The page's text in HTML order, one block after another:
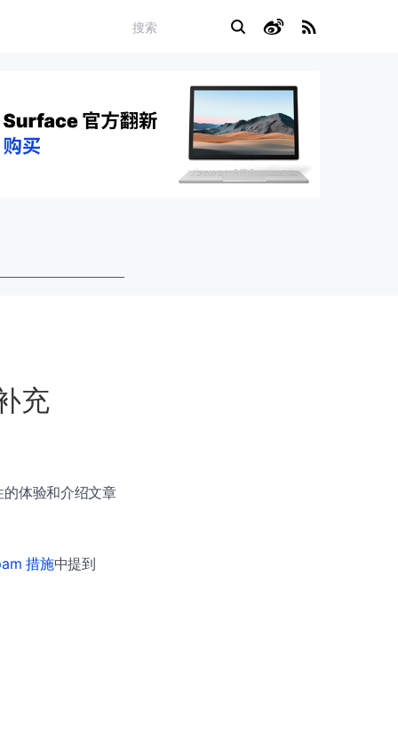
充
的体验和介绍文章
措施中提到